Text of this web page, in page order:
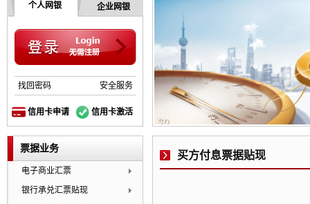
个人网银 企业网银
找回密码 安全服务
信用卡申请 信用卡激活
票据业务
电子商业汇票
银行承兑汇票贴现
买方付息票据贴现